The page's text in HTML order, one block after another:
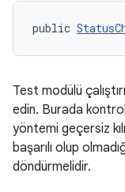
public
Test modülü
edin. Burada kontrol
yöntemi geçersiz
başarılı olup
döndürmelidir.